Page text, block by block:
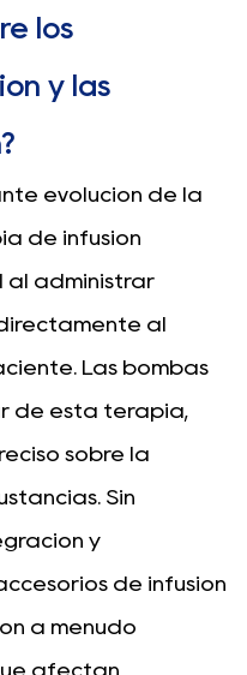
los
y las
evolución de la
de infusión
al administrar
al
Las bombas
de esta terapia,
sobre la
Sin
y
de infusión
a menudo
afectan